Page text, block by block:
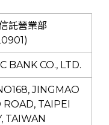
託營業部
BANK CO., LTD.
JINGMAO
ROAD, TAIPEI
TAIWAN